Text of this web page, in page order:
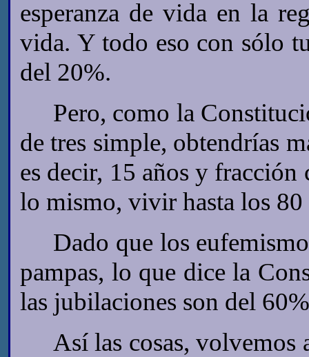
esperanza de vida en la
vida. Y todo eso con sólo
del 20%.
Pero, como la
de tres simple, obtendrías
es decir, 15 años y
lo mismo, vivir hasta los 80
Dado que los
pampas, lo que dice la
las jubilaciones son del
Así las cosas, volvemos